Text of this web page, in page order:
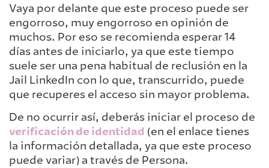
Vaya por delante que este proceso puede ser
engorroso, muy engorroso en opinión de
muchos. Por eso se recomienda esperar 14
días antes de iniciarlo, ya que este tiempo
suele ser una pena habitual de reclusión en la
Jail LinkedIn con lo que, transcurrido, puede
que recuperes el acceso sin mayor problema.
De no ocurrir así, deberás iniciar el proceso de
verificación de identidad (en el enlace tienes
la información detallada, ya que este proceso
puede variar) a través de Persona.